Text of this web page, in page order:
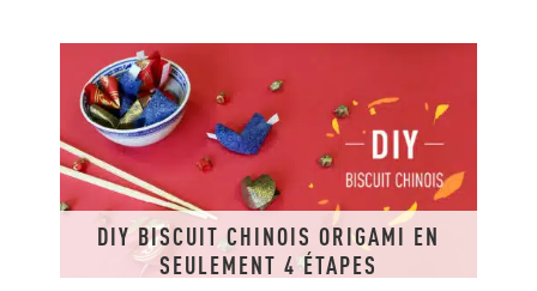
DIY BISCUIT CHINOIS ORIGAMI EN
SEULEMENT 4 ÉTAPES